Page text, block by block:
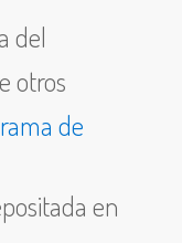
del
otros
de
en